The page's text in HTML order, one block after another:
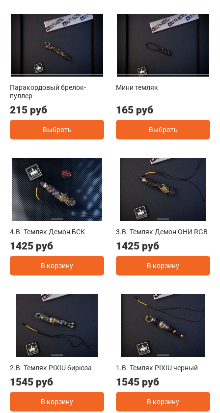
Паракордовый брелок-
пуллер
215 руб
Выбрать
Мини темляк
165 руб
Выбрать
4.B. Темляк Демон БСК
1425 руб
В корзину
3.B. Темляк Демон ОНИ RGB
1425 руб
В корзину
2.B. Темляк PIXIU бирюза
1545 руб
В корзину
1.B. Темляк PIXIU черный
1545 руб
В корзину